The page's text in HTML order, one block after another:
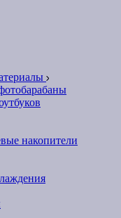
накопители